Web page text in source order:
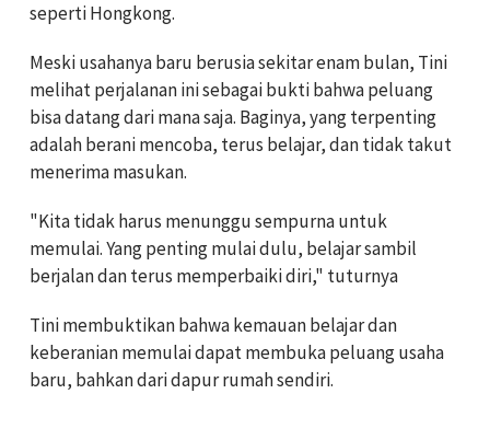
seperti Hongkong.
Meski usahanya baru berusia sekitar enam bulan, Tini
melihat perjalanan ini sebagai bukti bahwa peluang
bisa datang dari mana saja. Baginya, yang terpenting
adalah berani mencoba, terus belajar, dan tidak takut
menerima masukan.
"Kita tidak harus menunggu sempurna untuk
memulai. Yang penting mulai dulu, belajar sambil
berjalan dan terus memperbaiki diri," tuturnya
Tini membuktikan bahwa kemauan belajar dan
keberanian memulai dapat membuka peluang usaha
baru, bahkan dari dapur rumah sendiri.